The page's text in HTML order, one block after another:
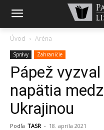
Úvod Aréna
Správy Zahraničie
Pápež
napätia
Ukrajinou
Podľa TASR - 18. apríla 2021